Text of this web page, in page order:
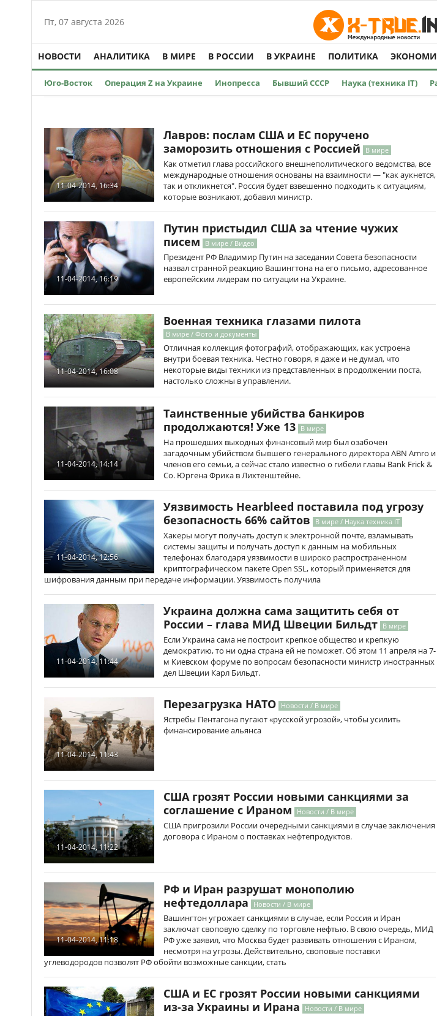
Пт, 07 августа 2026
НОВОСТИ АНАЛИТИКА В МИРЕ В РОССИИ В УКРАИНЕ ПОЛИТИКА
Юго-Восток Операция Z на Украине Инопресса Бывший СССР Наука (техника IT)
11-04-2014, 16:34
Лавров: послам США и ЕС поручено
заморозить отношения с Россией
В мире
Как отметил глава российского внешнеполитического ведомства, все
международные отношения основаны на взаимности — "как аукнется,
так и откликнется". Россия будет взвешенно подходить к ситуациям,
которые возникают, добавил министр.
11-04-2014, 16:19
Путин пристыдил США за чтение чужих
писем
В мире / Видео
Президент РФ Владимир Путин на заседании Совета безопасности
назвал странной реакцию Вашингтона на его письмо, адресованное
европейским лидерам по ситуации на Украине.
11-04-2014, 16:08
Военная техника глазами пилота
В мире / Фото и документы
Отличная коллекция фотографий, отображающих, как устроена
внутри боевая техника. Честно говоря, я даже и не думал, что
некоторые виды техники из представленных в продолжении поста,
настолько сложны в управлении.
11-04-2014, 14:14
Таинственные убийства банкиров
продолжаются! Уже 13 В мире
На прошедших выходных финансовый мир был озабочен
загадочным убийством бывшего генерального директора ABN Amro и
членов его семьи, а сейчас стало известно о гибели главы Bank Frick &
Co. Юргена Фрика в Лихтенштейне.
11-04-2014, 12:56
Уязвимость Hearbleed поставила под угрозу
безопасность 66% сайтов
В мире / Наука техника IT
Хакеры могут получать доступ к электронной почте, взламывать
системы защиты и получать доступ к данным на мобильных
телефонах благодаря уязвимости в широко распространенном
криптографическом пакете Open SSL, который применяется для
шифрования данным при передаче информации. Уязвимость получила
11-04-2014, 11:44
Украина должна сама защитить себя от
России – глава МИД Швеции Бильдт В мире
Если Украина сама не построит крепкое общество и крепкую
демократию, то ни одна страна ей не поможет. Об этом 11 апреля на 7-
м Киевском форуме по вопросам безопасности министр иностранных
дел Швеции Карл Бильдт.
11-04-2014, 11:43
Перезагрузка НАТО Новости / В мире
Ястребы Пентагона пугают «русской угрозой», чтобы усилить
финансирование альянса
11-04-2014, 11:22
США грозят России новыми санкциями за
соглашение с Ираном
Новости / В мире
США пригрозили России очередными санкциями в случае заключения
договора с Ираном о поставках нефтепродуктов.
11-04-2014, 11:18
РФ и Иран разрушат монополию
нефтедоллара
Новости / В мире
Вашингтон угрожает санкциями в случае, если Россия и Иран
заключат своповую сделку по торговле нефтью. В свою очередь, МИД
РФ уже заявил, что Москва будет развивать отношения с Ираном,
несмотря на угрозы. Действительно, своповые поставки
углеводородов позволят РФ обойти возможные санкции, стать
США и ЕС грозят России новыми санкциями
из-за Украины и Ирана
Новости / В мире